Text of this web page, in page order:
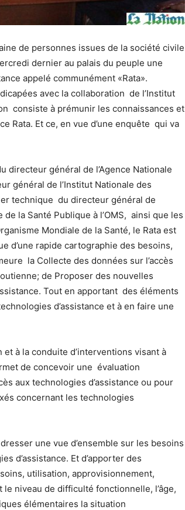
de personnes issues de la société civile
dernier au palais du peuple une
appelé communément «Rata».
avec la collaboration de l’Institut
consiste à prémunir les connaissances et
Rata. Et ce, en vue d’une enquête qui va
directeur général de l’Agence Nationale
général de l’Institut Nationale des
technique du directeur général de
de la Santé Publique à l’OMS, ainsi que les
Mondiale de la Santé, le Rata est
d’une rapide cartographie des besoins,
la Collecte des données sur l’accès
de Proposer des nouvelles
Tout en apportant des éléments
d’assistance et à en faire une
à la conduite d’interventions visant à
de concevoir une évaluation
aux technologies d’assistance ou pour
concernant les technologies
une vue d’ensemble sur les besoins
d’assistance. Et d’apporter des
utilisation, approvisionnement,
niveau de difficulté fonctionnelle, l’âge,
élémentaires la situation